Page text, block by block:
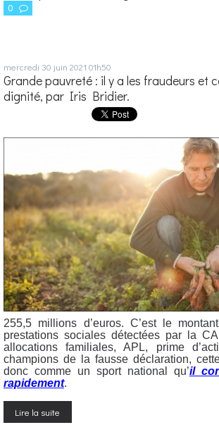
0
mercredi 30 juin 2021 01h50
Grande pauvreté : il y a les fraudeurs et
dignité, par Iris Bridier.
255,5 millions d’euros. C’est le
prestations sociales détectées par la
allocations familiales, APL, prime
champions de la fausse déclaration,
donc comme un sport national qu’il
rapidement.
Lire la suite